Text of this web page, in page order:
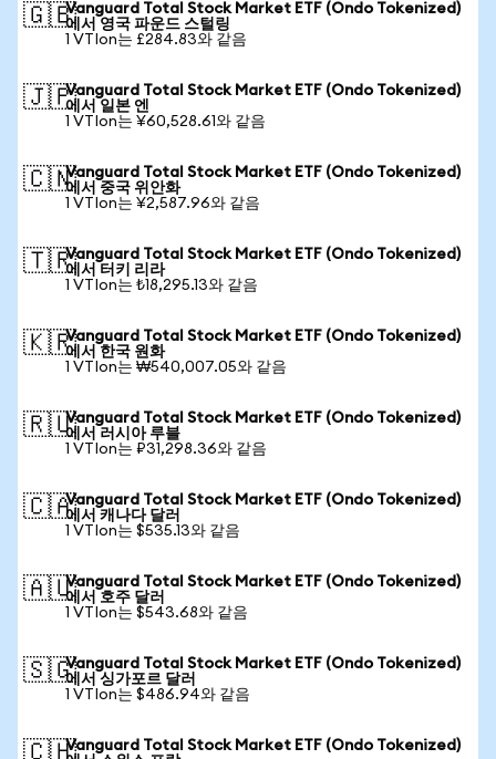
🇬🇧Vanguard Total Stock Market ETF (Ondo Tokenized)
에서 영국 파운드 스털링
1 VTIon는 £284.83와 같음
🇯🇵Vanguard Total Stock Market ETF (Ondo Tokenized)
에서 일본 엔
1 VTIon는 ¥60,528.61와 같음
🇨🇳Vanguard Total Stock Market ETF (Ondo Tokenized)
에서 중국 위안화
1 VTIon는 ¥2,587.96와 같음
🇹🇷Vanguard Total Stock Market ETF (Ondo Tokenized)
에서 터키 리라
1 VTIon는 ₺18,295.13와 같음
🇰🇷Vanguard Total Stock Market ETF (Ondo Tokenized)
에서 한국 원화
1 VTIon는 ₩540,007.05와 같음
🇷🇺Vanguard Total Stock Market ETF (Ondo Tokenized)
에서 러시아 루블
1 VTIon는 ₽31,298.36와 같음
🇨🇦Vanguard Total Stock Market ETF (Ondo Tokenized)
에서 캐나다 달러
1 VTIon는 $535.13와 같음
🇦🇺Vanguard Total Stock Market ETF (Ondo Tokenized)
에서 호주 달러
1 VTIon는 $543.68와 같음
🇸🇬Vanguard Total Stock Market ETF (Ondo Tokenized)
에서 싱가포르 달러
1 VTIon는 $486.94와 같음
🇨🇭Vanguard Total Stock Market ETF (Ondo Tokenized)